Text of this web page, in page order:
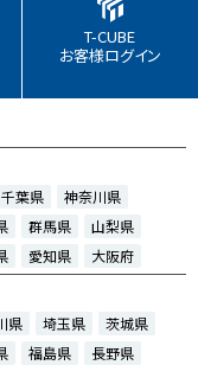
T-CUBE
お客様ログイン
千葉県
神奈川県
群馬県
山梨県
愛知県
大阪府
県 埼玉県
茨城県
福島県
長野県